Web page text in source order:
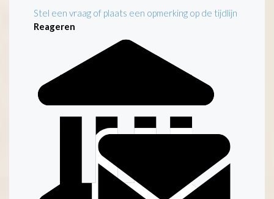
Stel een vraag of plaats een opmerking op de tijdlijn
Reageren